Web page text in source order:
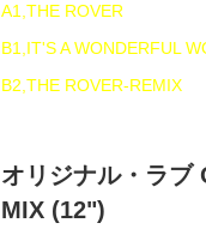
A1,THE ROVER
B1,IT'S A WONDERFUL
B2,THE ROVER-REMIX
オリジナル・ラブ
MIX (12")